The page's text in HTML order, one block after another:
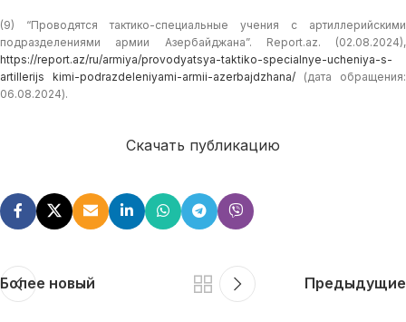
(9) “Проводятся тактико-специальные учения с артиллерийскими
подразделениями армии Азербайджана”. Report.az. (02.08.2024),
https://report.az/ru/armiya/provodyatsya-taktiko-specialnye-ucheniya-s-
artillerijs kimi-podrazdeleniyami-armii-azerbajdzhana/ (дата обращения:
06.08.2024).
Скачать публикацию
Более новый Предыдущие